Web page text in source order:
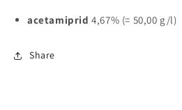
acetamiprid 4,67% (= 50,00 g/l)
Share